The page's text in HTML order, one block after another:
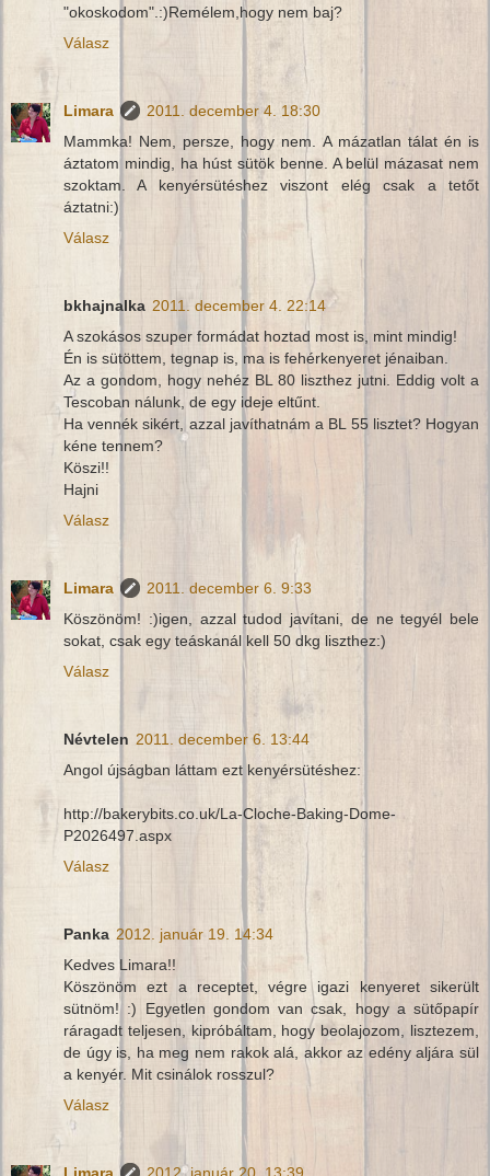
"okoskodom".:)Remélem,hogy nem baj?
Válasz
Limara
2011. december 4. 18:30
Mammka! Nem, persze, hogy nem. A mázatlan tálat én is
áztatom mindig, ha húst sütök benne. A belül mázasat nem
szoktam. A kenyérsütéshez viszont elég csak a tetőt
áztatni:)
Válasz
bkhajnalka 2011. december 4. 22:14
A szokásos szuper formádat hoztad most is, mint mindig!
Én is sütöttem, tegnap is, ma is fehérkenyeret jénaiban.
Az a gondom, hogy nehéz BL 80 liszthez jutni. Eddig volt a
Tescoban nálunk, de egy ideje eltűnt.
Ha vennék sikért, azzal javíthatnám a BL 55 lisztet? Hogyan
kéne tennem?
Köszi!!
Hajni
Válasz
Limara
2011. december 6. 9:33
Köszönöm! :)igen, azzal tudod javítani, de ne tegyél bele
sokat, csak egy teáskanál kell 50 dkg liszthez:)
Válasz
Névtelen 2011. december 6. 13:44
Angol újságban láttam ezt kenyérsütéshez:
http://bakerybits.co.uk/La-Cloche-Baking-Dome-
P2026497.aspx
Válasz
Panka 2012. január 19. 14:34
Kedves Limara!!
Köszönöm ezt a receptet, végre igazi kenyeret sikerült
sütnöm! :) Egyetlen gondom van csak, hogy a sütőpapír
ráragadt teljesen, kipróbáltam, hogy beolajozom, lisztezem,
de úgy is, ha meg nem rakok alá, akkor az edény aljára sül
a kenyér. Mit csinálok rosszul?
Válasz
Limara
2012. január 20. 13:39